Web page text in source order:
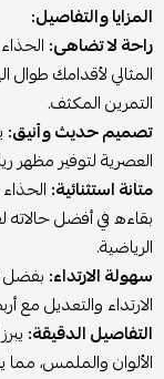
المزايا والتفاصيل:
راحة لا تضاهى:
المثالي لأقدامك طوال
التمرين المكثف.
تصميم حديث وأنيق:
العصرية لتوفير مظهر
متانة استثنائية:
بقاءه في أفضل حالاته
الرياضية.
سهولة الارتداء: بفضل
الارتداء والتعديل
التفاصيل الدقيقة:
الألوان والملمس،